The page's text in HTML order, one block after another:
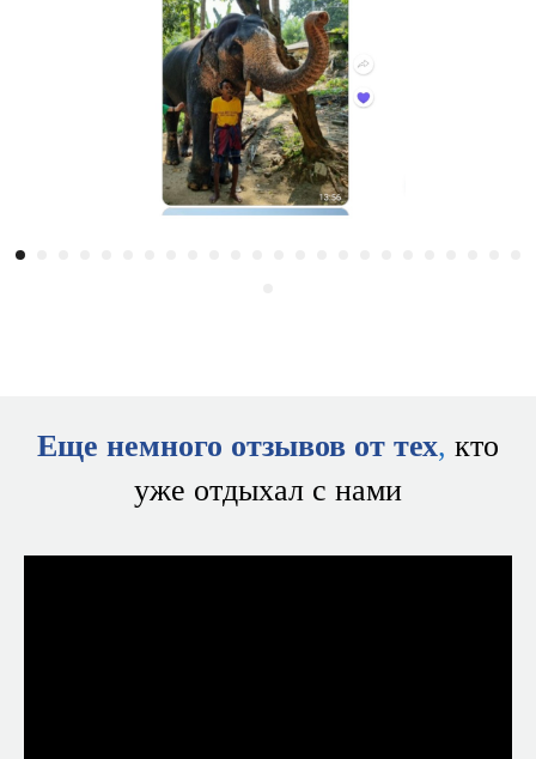
Еще немного отзывов от тех, кто
уже отдыхал с нами